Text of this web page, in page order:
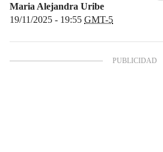
Maria Alejandra Uribe
19/11/2025 - 19:55 GMT-5